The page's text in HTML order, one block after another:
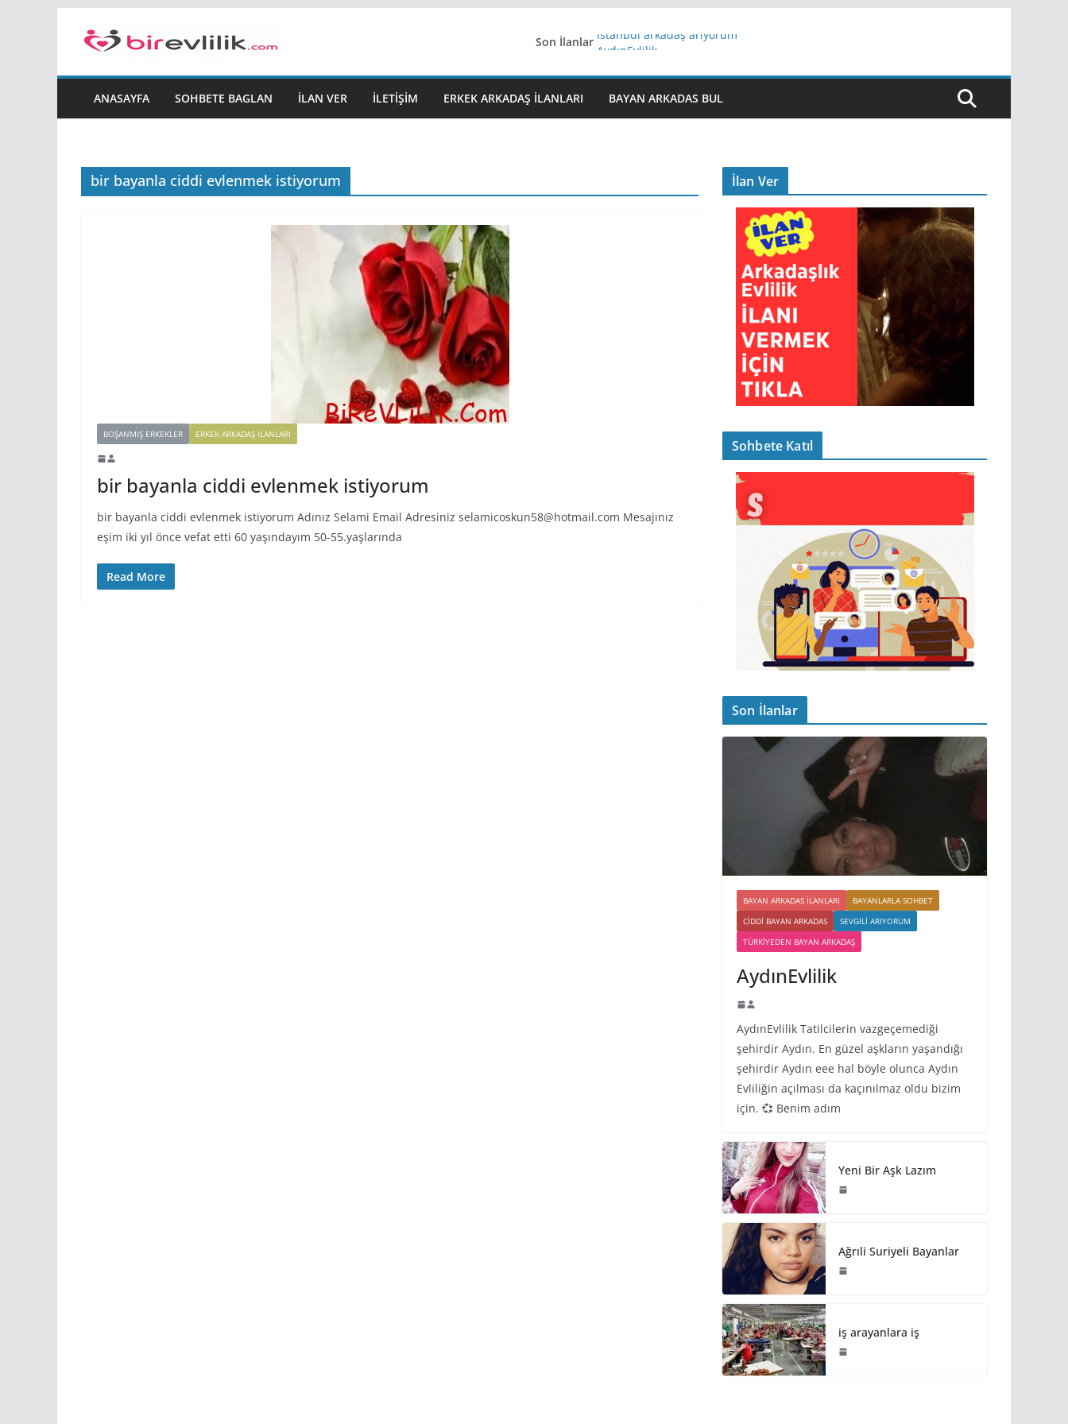
Son İlanlar İstanbul arkadaş arıyorum
Yeni Bir Aşk Lazım
iş arayanlara iş
ANASAYFA SOHBETE BAGLAN İLAN VER İLETIŞIM ERKEK ARKADAŞ ILANLARI BAYAN ARKADAS BUL
bir bayanla ciddi evlenmek istiyorum
BOŞANMIŞ ERKEKLER ERKEK ARKADAŞ ILANLARI
bir bayanla ciddi evlenmek istiyorum
bir bayanla ciddi evlenmek istiyorum Adınız Selami Email Adresiniz selamicoskun58@hotmail.com Mesajınız
eşim iki yıl önce vefat etti 60 yaşındayım 50-55.yaşlarında
Read More
İlan Ver
Sohbete Katıl
Son İlanlar
BAYAN ARKADAS ILANLARI
BAYANLARLA SOHBET
CIDDI BAYAN ARKADAS
SEVGILI ARIYORUM
TÜRKIYEDEN BAYAN ARKADAŞ
AydınEvlilik
AydınEvlilik Tatilcilerin vazgeçemediği
şehirdir Aydın. En güzel aşkların yaşandığı
şehirdir Aydın eee hal böyle olunca Aydın
Evliliğin açılması da kaçınılmaz oldu bizim
için. 💞 Benim adım
Yeni Bir Aşk Lazım
Ağrıli Suriyeli Bayanlar
iş arayanlara iş